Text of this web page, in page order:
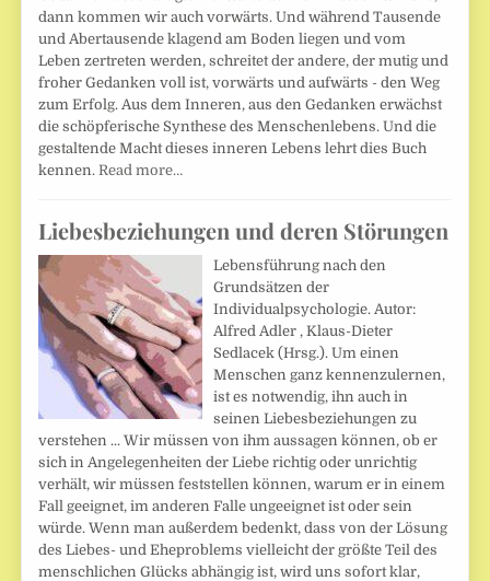
dann kommen wir auch vorwärts. Und während Tausende
und Abertausende klagend am Boden liegen und vom
Leben zertreten werden, schreitet der andere, der mutig und
froher Gedanken voll ist, vorwärts und aufwärts - den Weg
zum Erfolg. Aus dem Inneren, aus den Gedanken erwächst
die schöpferische Synthese des Menschenlebens. Und die
gestaltende Macht dieses inneren Lebens lehrt dies Buch
kennen.Read more…
Liebesbeziehungen und deren Störungen
Lebensführung nach den
Grundsätzen der
Individualpsychologie. Autor:
Alfred Adler , Klaus-Dieter
Sedlacek (Hrsg.). Um einen
Menschen ganz kennenzulernen,
ist es notwendig, ihn auch in
seinen Liebesbeziehungen zu
verstehen ... Wir müssen von ihm aussagen können, ob er
sich in Angelegenheiten der Liebe richtig oder unrichtig
verhält, wir müssen feststellen können, warum er in einem
Fall geeignet, im anderen Falle ungeeignet ist oder sein
würde. Wenn man außerdem bedenkt, dass von der Lösung
des Liebes- und Eheproblems vielleicht der größte Teil des
menschlichen Glücks abhängig ist, wird uns sofort klar,